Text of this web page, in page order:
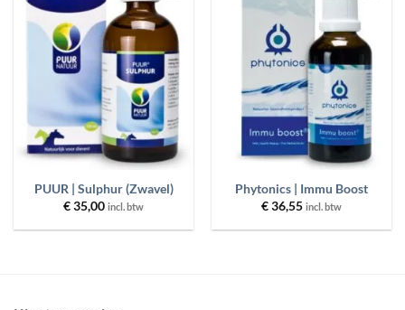
Toevoegen
aan
wenslijst
PUUR | Sulphur (Zwavel)
€35,00 incl. btw
aan
wenslijst
Phytonics | Immu Boost
€36,55 incl. btw